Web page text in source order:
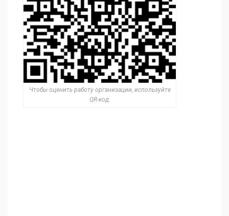
Чтобы оценить работу организации, используйте
QR-код.